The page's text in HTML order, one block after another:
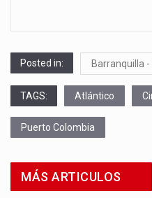
Posted in: Barranquilla
TAGS: Atlántico
Puerto Colombia
MÁS ARTICULOS